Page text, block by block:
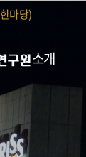
마당)
소개